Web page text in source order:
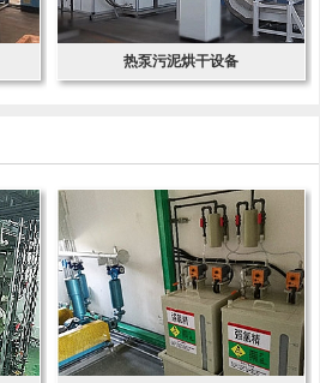
热泵污泥烘干设备